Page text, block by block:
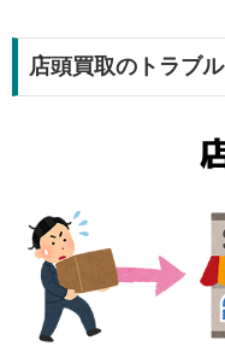
店頭買取のトラブル